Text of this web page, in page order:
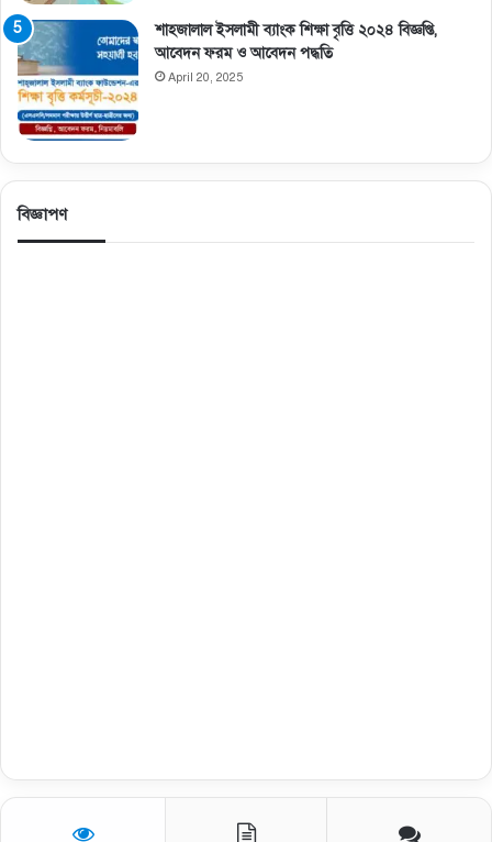
শাহজালাল ইসলামী ব্যাংক শিক্ষা বৃত্তি ২০২৪ বিজ্ঞপ্তি,
আবেদন ফরম ও আবেদন পদ্ধতি
April 20, 2025
বিজ্ঞাপণ